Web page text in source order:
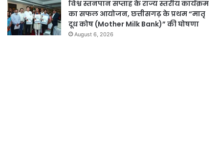
विश्व स्तनपान सप्ताह के राज्य स्तरीय कार्यक्रम
का सफल आयोजन, छत्तीसगढ़ के प्रथम “मातृ
दूध कोष (Mother Milk Bank)” की घोषणा
August 6, 2026